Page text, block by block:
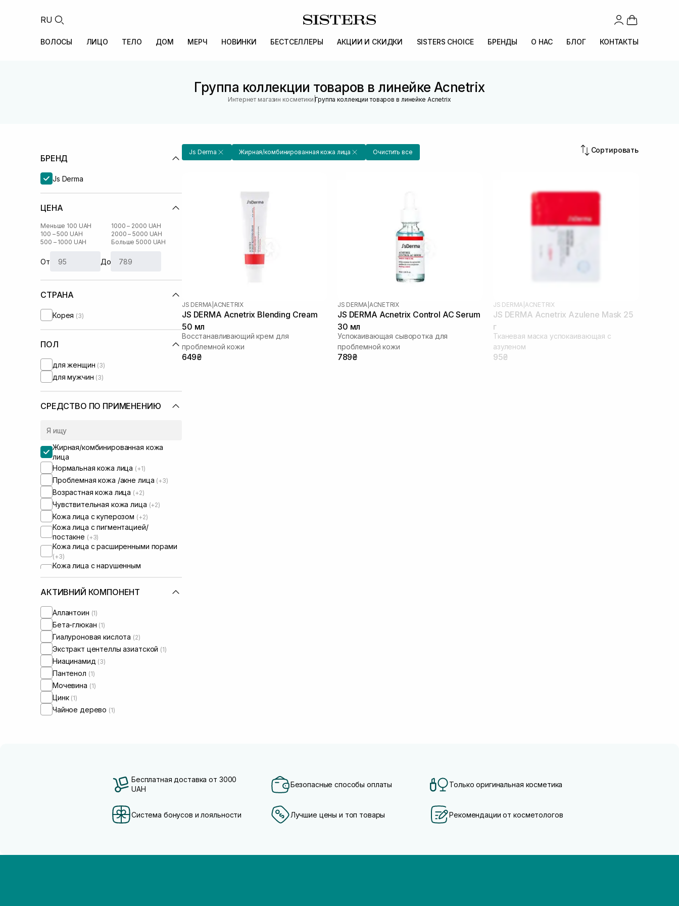
RU
ВОЛОСЫ ЛИЦО ТЕЛО ДОМ МЕРЧ НОВИНКИ БЕСТСЕЛЛЕРЫ АКЦИИ И СКИДКИ SISTERS CHOICE БРЕНДЫ О НАС БЛОГ КОНТАКТЫ
Группа коллекции товаров в линейке Acnetrix
Интернет магазин косметики |Группа коллекции товаров в линейке Acnetrix
БРЕНД
Js Derma
ЦЕНА
Меньше 100 UAH
100 – 500 UAH
500 – 1000 UAH
1000 – 2000 UAH
2000 – 5000 UAH
Больше 5000 UAH
От До
СТРАНА
Корея (3)
ПОЛ
для женщин (3)
для мужчин (3)
СРЕДСТВО ПО ПРИМЕНЕНИЮ
Жирная/комбинированная кожа
лица
Нормальная кожа лица (+1)
Проблемная кожа /акне лица (+3)
Возрастная кожа лица (+2)
Чувствительная кожа лица (+2)
Кожа лица с куперозом (+2)
Кожа лица с пигментацией/
постакне (+3)
Кожа лица с расширенными порами
(+3)
Кожа лица с нарушенным
барьером(+2)
микробиомом(+1)
АКТИВНИЙ КОМПОНЕНТ
Аллантоин (1)
Бета-глюкан (1)
Гиалуроновая кислота (2)
Экстракт центеллы азиатской (1)
Ниацинамид (3)
Пантенол (1)
Мочевина (1)
Цинк (1)
Чайное дерево (1)
Js Derma Жирная/комбинированная кожа лица Очистить все Сортировать
JS DERMA ACNETRIX
JS DERMA Acnetrix Blending Cream
50 мл
Восстанавливающий крем для
проблемной кожи
649₴
JS DERMA ACNETRIX
JS DERMA Acnetrix Control AC Serum
30 мл
Успокаивающая сыворотка для
проблемной кожи
789₴
JS DERMA ACNETRIX
JS DERMA Acnetrix Azulene Mask 25
г
Тканевая маска успокаивающая с
азуленом
95₴
Бесплатная доставка от 3000
UAH
Безопасные способы оплаты Только оригинальная косметика
Система бонусов и лояльности Лучшие цены и топ товары Рекомендации от косметологов